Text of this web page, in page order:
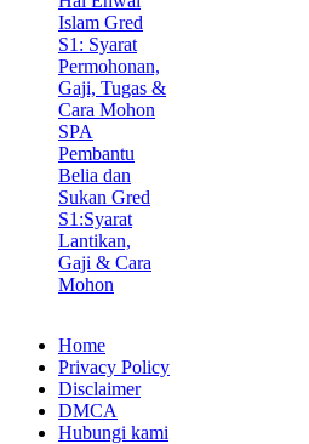
Islam Gred
S1: Syarat
Permohonan,
Gaji, Tugas &
Cara Mohon
SPA
Pembantu
Belia dan
Sukan Gred
S1:Syarat
Lantikan,
Gaji & Cara
Mohon
Home
Privacy Policy
Disclaimer
DMCA
Hubungi kami